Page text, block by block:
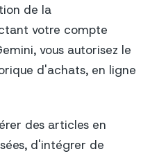
de la
votre compte
vous autorisez le
d'achats, en ligne
des articles en
d'intégrer de